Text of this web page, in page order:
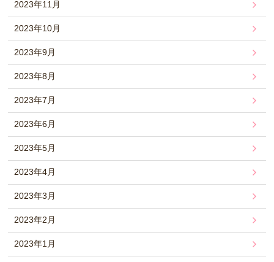
2023年11月
2023年10月
2023年9月
2023年8月
2023年7月
2023年6月
2023年5月
2023年4月
2023年3月
2023年2月
2023年1月